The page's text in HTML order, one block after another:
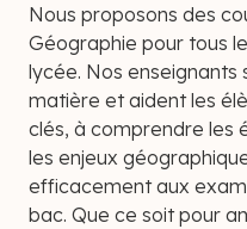
Nous proposons des
Géographie pour tous
lycée. Nos enseignants
matière et aident les
clés, à comprendre les
les enjeux
efficacement aux
bac. Que ce soit pour